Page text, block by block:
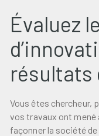
Évaluez
résultats
Vous êtes chercheur,
vos travaux ont mené
façonner la société de